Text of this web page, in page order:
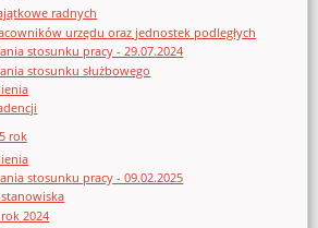
radnych
urzędu oraz jednostek podległych
stosunku pracy - 29.07.2024
stosunku służbowego
rok
stosunku pracy - 09.02.2025
2024